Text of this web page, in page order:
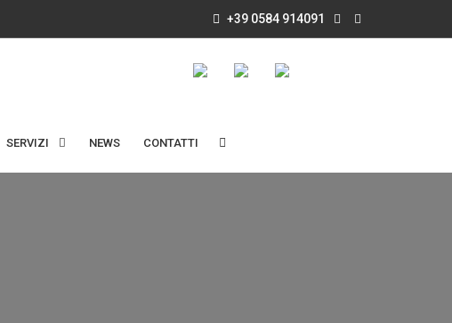
+39 0584 914091
SERVIZI NEWS CONTATTI